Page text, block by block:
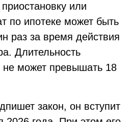
или
по ипотеке может быть
раз за время действия
Длительность
не может превышать 18
закон, он вступит